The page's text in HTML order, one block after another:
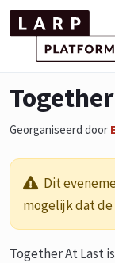
Georganiseerd door
Dit
mogelijk dat
Together At Last